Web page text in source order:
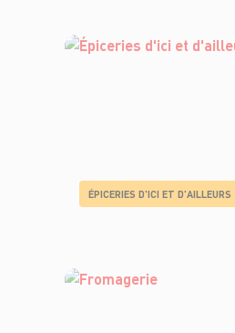
ÉPICERIES D'ICI ET D'AILLEURS